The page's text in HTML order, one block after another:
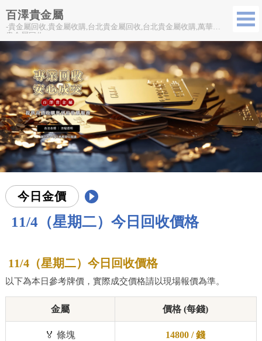
百澤貴金屬
-貴金屬回收,貴金屬收購,台北貴金屬回收,台北貴金屬收購,萬華區
貴金屬回收
今日金價
11/4（星期二）今日回收價格
11/4（星期二）今日回收價格
以下為本日參考牌價，實際成交價格請以現場報價為準。
金屬 價格 (每錢)
🏅 條塊 14800 / 錢